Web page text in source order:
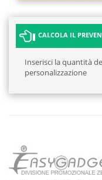
CALCOLA IL
Inserisci la quantità
personalizzazione